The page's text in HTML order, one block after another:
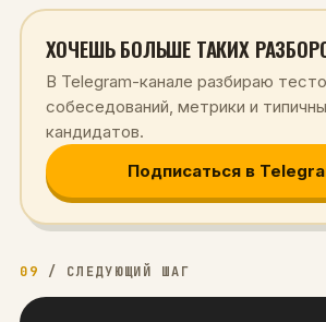
ХОЧЕШЬ БОЛЬШЕ ТАКИХ
В Telegram-канале разбираю
собеседований, метрики и
кандидатов.
Подписаться в
09 / СЛЕДУЮЩИЙ ШАГ